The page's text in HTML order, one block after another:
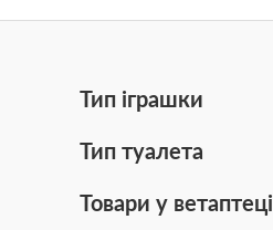
Тип іграшки
Тип туалета
Товари у ветаптеці